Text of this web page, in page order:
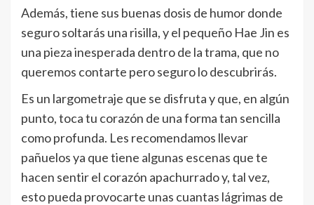
Además, tiene sus buenas dosis de humor donde
seguro soltarás una risilla, y el pequeño Hae Jin es
una pieza inesperada dentro de la trama, que no
queremos contarte pero seguro lo descubrirás.
Es un largometraje que se disfruta y que, en algún
punto, toca tu corazón de una forma tan sencilla
como profunda. Les recomendamos llevar
pañuelos ya que tiene algunas escenas que te
hacen sentir el corazón apachurrado y, tal vez,
esto pueda provocarte unas cuantas lágrimas de